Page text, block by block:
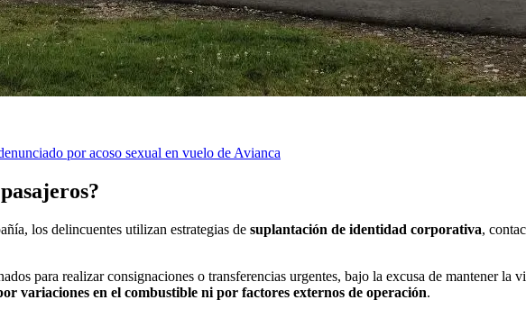
por acoso sexual en vuelo de Avianca
los delincuentes utilizan estrategias de suplantación de identidad corporativa,
para realizar consignaciones o transferencias urgentes, bajo la excusa de mantener la
variaciones en el combustible ni por factores externos de operación.